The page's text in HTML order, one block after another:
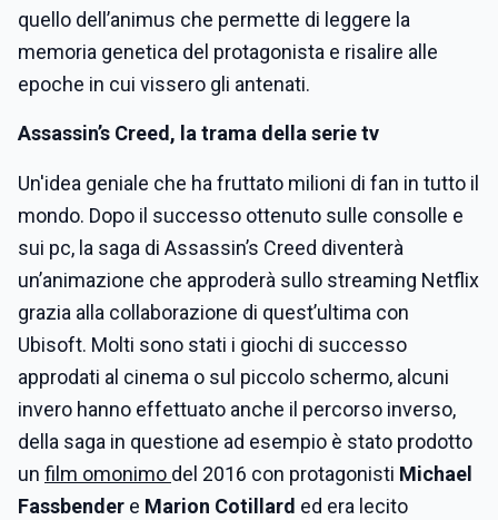
quello dell’animus che permette di leggere la
memoria genetica del protagonista e risalire alle
epoche in cui vissero gli antenati.
Assassin’s Creed, la trama della serie tv
Un'idea geniale che ha fruttato milioni di fan in tutto il
mondo. Dopo il successo ottenuto sulle consolle e
sui pc, la saga di Assassin’s Creed diventerà
un’animazione che approderà sullo streaming Netflix
grazia alla collaborazione di quest’ultima con
Ubisoft. Molti sono stati i giochi di successo
approdati al cinema o sul piccolo schermo, alcuni
invero hanno effettuato anche il percorso inverso,
della saga in questione ad esempio è stato prodotto
un film omonimo del 2016 con protagonisti Michael
Fassbender e Marion Cotillard ed era lecito